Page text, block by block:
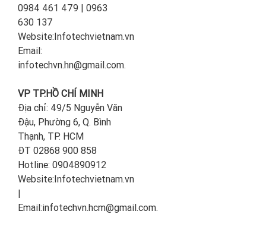
0984 461 479 | 0963
630 137
Website:Infotechvietnam.vn
Email:
infotechvn.hn@gmail.com.
VP TP.HỒ CHÍ MINH
Địa chỉ: 49/5 Nguyễn Văn
Đậu, Phường 6, Q. Bình
Thạnh, TP. HCM
ĐT 02868 900 858
Hotline: 0904890912
Website:Infotechvietnam.vn
|
Email:infotechvn.hcm@gmail.com.